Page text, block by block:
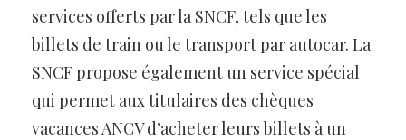
services offerts par la SNCF, tels que les
billets de train ou le transport par autocar. La
SNCF propose également un service spécial
qui permet aux titulaires des chèques
vacances ANCV d’acheter leurs billets à un